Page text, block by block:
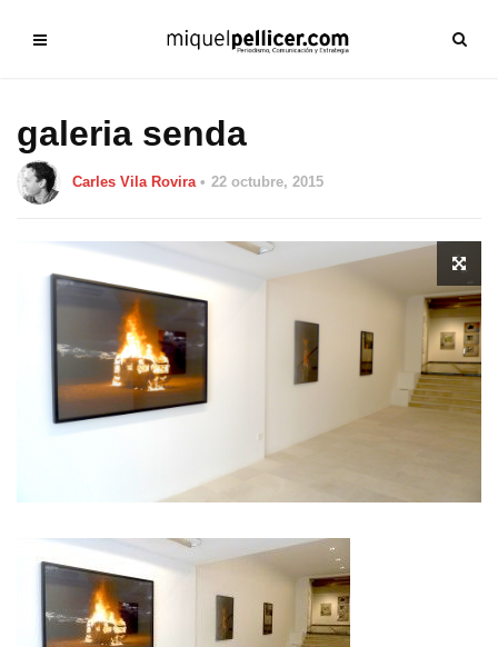
galeria senda
Carles Vila Rovira 22 octubre, 2015